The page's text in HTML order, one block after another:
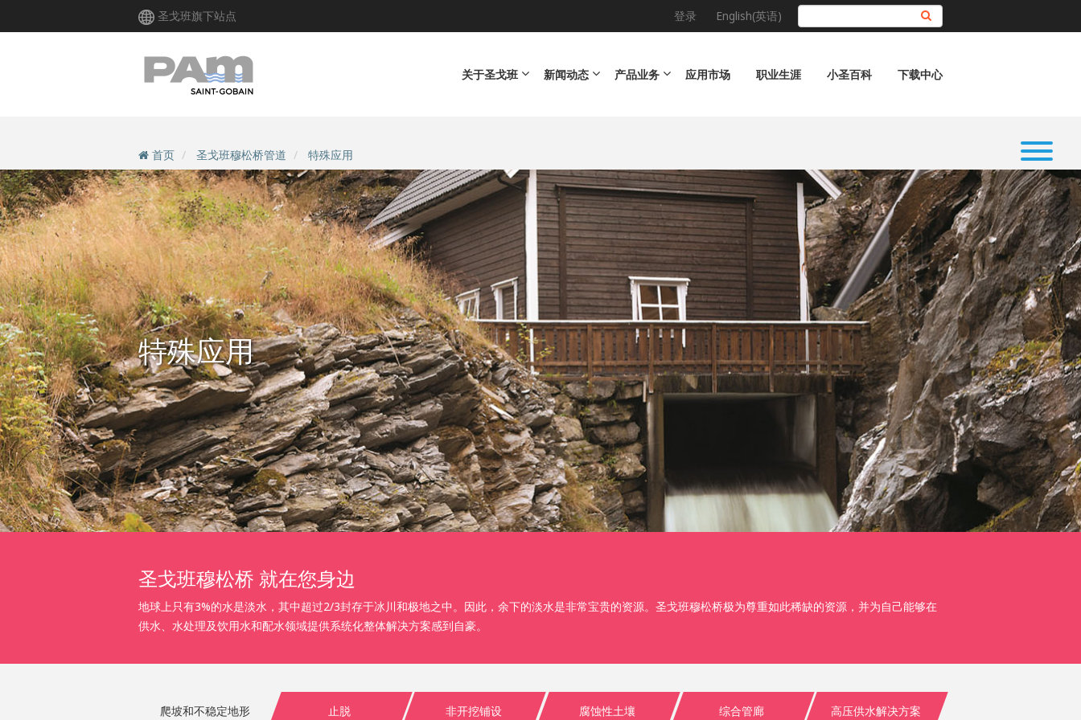
圣戈班旗下站点 登录 English(英语)
关于圣戈班 新闻动态 产品业务 应用市场 职业生涯 小圣百科 下载中心
首页 圣戈班穆松桥管道 特殊应用
特殊应用
圣戈班穆松桥 就在您身边
地球上只有3%的水是淡水，其中超过2/3封存于冰川和极地之中。因此，余下的淡水是非常宝贵的资源。圣戈班穆松桥极为尊重如此稀缺的资源，并为自己能够在
供水、水处理及饮用水和配水领域提供系统化整体解决方案感到自豪。
爬坡和不稳定地形 止脱 非开挖铺设 腐蚀性土壤 综合管廊 高压供水解决方案